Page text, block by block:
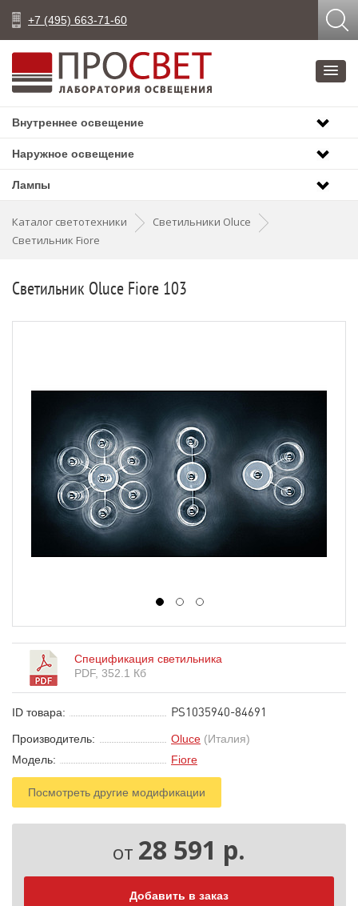
+7 (495) 663-71-60
Внутреннее освещение
Наружное освещение
Лампы
Каталог светотехники
Светильники Oluce
Светильник Fiore
Светильник Oluce Fiore 103
Спецификация светильника
PDF, 352.1 Кб
ID товара: PS1035940-84691
Производитель: Oluce (Италия)
Модель:
Fiore
Посмотреть другие модификации
от 28 591 р.
Добавить в заказ